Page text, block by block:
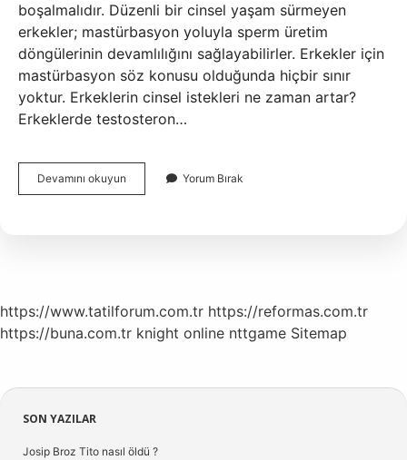
boşalmalıdır. Düzenli bir cinsel yaşam sürmeyen
erkekler; mastürbasyon yoluyla sperm üretim
döngülerinin devamlılığını sağlayabilirler. Erkekler için
mastürbasyon söz konusu olduğunda hiçbir sınır
yoktur. Erkeklerin cinsel istekleri ne zaman artar?
Erkeklerde testosteron…
Devamını okuyun
Erkek
Yorum Bırak
https://www.tatilforum.com.tr https://reformas.com.tr
https://buna.com.tr knight online nttgame Sitemap
Sidebar
SON YAZILAR
Josip Broz Tito nasıl öldü ?